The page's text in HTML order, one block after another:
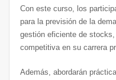
Con este curso, los
para la previsión de la
gestión eficiente de
competitiva en su carrera
Además, abordarán